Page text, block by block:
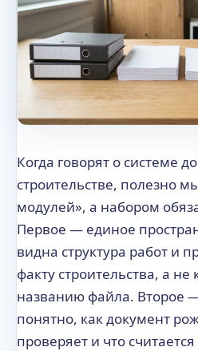
Когда говорят о системе
строительстве, полезно
модулей», а набором
Первое — единое
видна структура работ и
факту строительства, а не
названию файла. Второе
понятно, как документ
проверяет и что